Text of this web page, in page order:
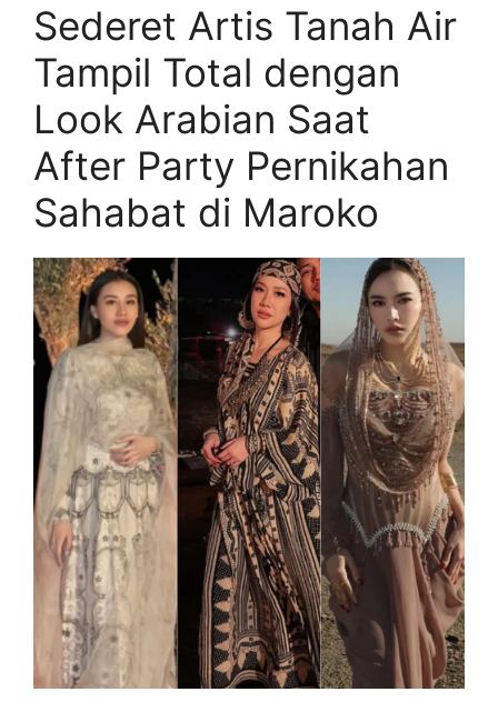
Sederet Artis Tanah Air
Tampil Total dengan
Look Arabian Saat
After Party Pernikahan
Sahabat di Maroko